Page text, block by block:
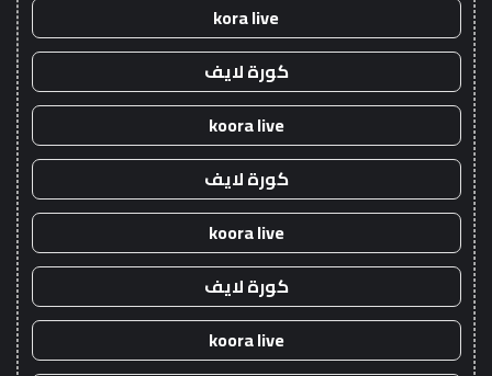
kora live
كورة لايف
koora live
كورة لايف
koora live
كورة لايف
koora live